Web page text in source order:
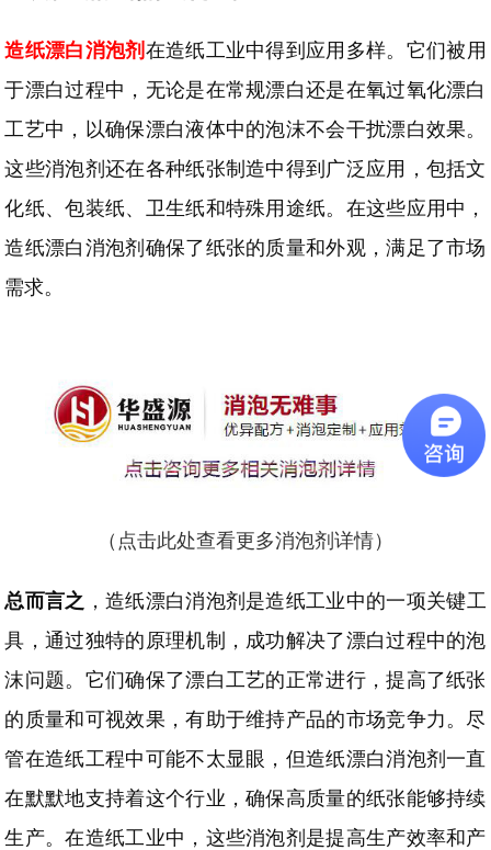
造纸漂白消泡剂 在造纸工业中得到应用多样。它们被用
于漂白过程中，无论是在常规漂白还是在氧过氧化漂白
工艺中，以确保漂白液体中的泡沫不会干扰漂白效果。
这些消泡剂还在各种纸张制造中得到广泛应用，包括文
化纸、包装纸、卫生纸和特殊用途纸。在这些应用中，
造纸漂白消泡剂确保了纸张的质量和外观，满足了市场
需求。
（点击此处查看更多消泡剂详情）
总而言之 ，造纸漂白消泡剂是造纸工业中的一项关键工
具，通过独特的原理机制，成功解决了漂白过程中的泡
沫问题。它们确保了漂白工艺的正常进行，提高了纸张
的质量和可视效果，有助于维持产品的市场竞争力。尽
管在造纸工程中可能不太显眼，但造纸漂白消泡剂一直
在默默地支持着这个行业，确保高质量的纸张能够持续
生产。在造纸工业中，这些消泡剂是提高生产效率和产